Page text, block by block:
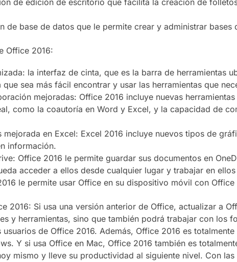
de edición de escritorio que facilita la creación de
de base de datos que le permite crear y administrar bases
Office 2016:
la interfaz de cinta, que es la barra de herramientas
sea más fácil encontrar y usar las herramientas que
mejoradas: Office 2016 incluye nuevas
como la coautoría en Word y Excel, y la capacidad de
mejorada en Excel: Excel 2016 incluye nuevos tipos de
información.
Office 2016 le permite guardar sus documentos en
acceder a ellos desde cualquier lugar y trabajar en
le permite usar Office en su dispositivo móvil con
2016: Si usa una versión anterior de Office, actualizar a
y herramientas, sino que también podrá trabajar con los
de Office 2016. Además, Office 2016 es
Y si usa Office en Mac, Office 2016 también es
mismo y lleve su productividad al siguiente nivel. Con